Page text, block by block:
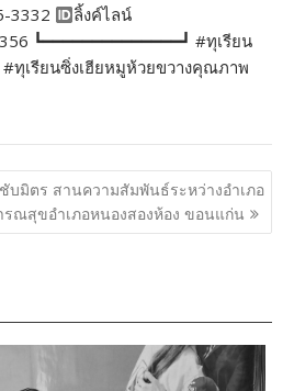
3332
ลิ้งค์ไลน์
┗━━━━━━━━━━━━━━┛ #ทุเรียน
ทุเรียนซิ่งเฮียหมูห้วยขวางคุณภาพ
บมิตร สานความสัมพันธ์ระหว่างอำเภอ
รณสุขอำเภอหนองสองห้อง ขอนแก่น